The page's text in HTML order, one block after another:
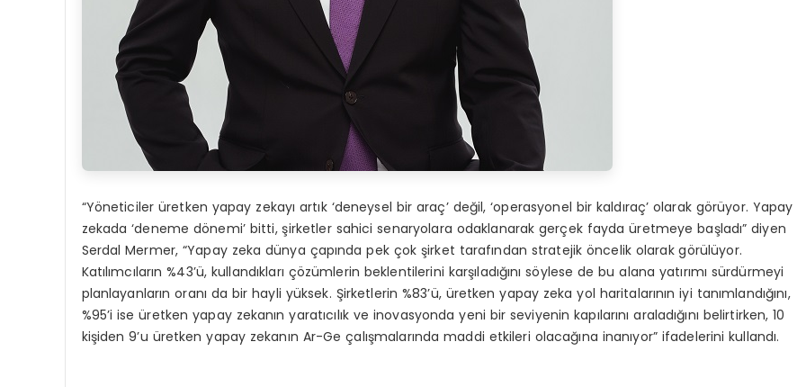
“Yöneticiler üretken yapay zekayı artık ‘deneysel bir araç’ değil, ‘operasyonel bir kaldıraç’ olarak görüyor. Yapay
zekada ‘deneme dönemi’ bitti, şirketler sahici senaryolara odaklanarak gerçek fayda üretmeye başladı” diyen
Serdal Mermer, “Yapay zeka dünya çapında pek çok şirket tarafından stratejik öncelik olarak görülüyor.
Katılımcıların %43’ü, kullandıkları çözümlerin beklentilerini karşıladığını söylese de bu alana yatırımı sürdürmeyi
planlayanların oranı da bir hayli yüksek. Şirketlerin %83’ü, üretken yapay zeka yol haritalarının iyi tanımlandığını,
%95’i ise üretken yapay zekanın yaratıcılık ve inovasyonda yeni bir seviyenin kapılarını araladığını belirtirken, 10
kişiden 9’u üretken yapay zekanın Ar-Ge çalışmalarında maddi etkileri olacağına inanıyor” ifadelerini kullandı.